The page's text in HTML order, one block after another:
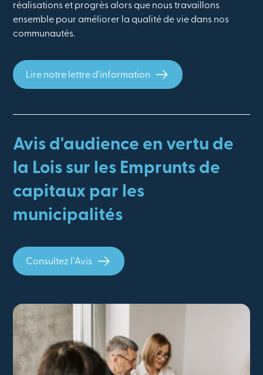
réalisations et progrès alors que nous travaillons
ensemble pour améliorer la qualité de vie dans nos
communautés.
Lire notre lettre d'information
Avis d'audience en vertu de
la Lois sur les Emprunts de
capitaux par les
municipalités
Consultez l'Avis